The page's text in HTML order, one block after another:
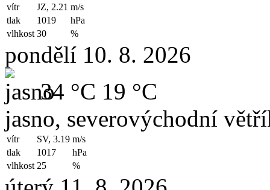
vítr JZ, 2.21 m/s
tlak
1019
hPa
vlhkost 30 %
pondělí 10. 8. 2026
34 °C 19 °C
jasno, severovýchodní
vítr SV, 3.19 m/s
tlak
1017
hPa
vlhkost 25 %